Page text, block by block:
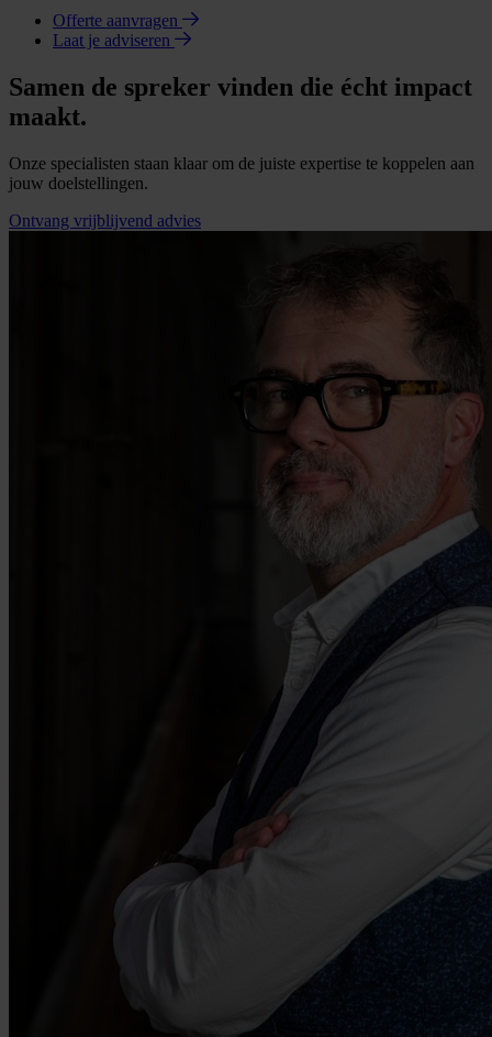
Offerte aanvragen
Laat je adviseren
Samen de spreker vinden die écht impact
maakt.
Onze specialisten staan klaar om de juiste expertise te koppelen aan
jouw doelstellingen.
Ontvang vrijblijvend advies